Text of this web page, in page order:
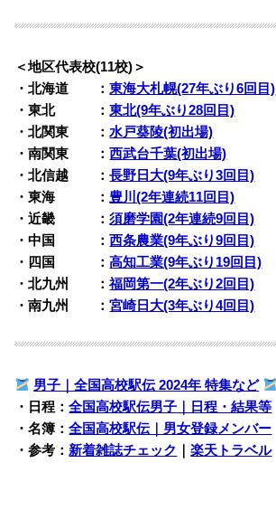
＜地区代表校(11校)＞
・北海道 ：東海大札幌(27年ぶり6回目)
・東北 ：東北(9年ぶり28回目)
・北関東 ：水戸葵陵(初出場)
・南関東 ：西武台千葉(初出場)
・北信越 ：長野日大(9年ぶり3回目)
・東海 ： 豊川(2年連続11回目)
・近畿 ：須磨学園(2年連続9回目)
・中国 ：西条農業(9年ぶり9回目)
・四国 ：高知工業(9年ぶり19回目)
・北九州 ：福岡第一(2年ぶり2回目)
・南九州 ：宮崎日大(3年ぶり4回目)
男子｜全国高校駅伝 2024年 特集など
・日程：全国高校駅伝男子 ｜日程・結果等
・名簿：全国高校駅伝｜男女登録メンバー
・参考： 新着雑誌チェック ｜楽天トラベル